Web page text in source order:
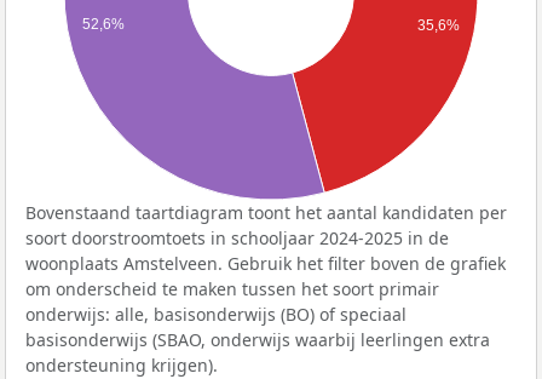
35,6%
52,6%
Bovenstaand taartdiagram toont het aantal kandidaten per
soort doorstroomtoets in schooljaar 2024-2025 in de
woonplaats Amstelveen. Gebruik het filter boven de grafiek
om onderscheid te maken tussen het soort primair
onderwijs: alle, basisonderwijs (BO) of speciaal
basisonderwijs (SBAO, onderwijs waarbij leerlingen extra
ondersteuning krijgen).